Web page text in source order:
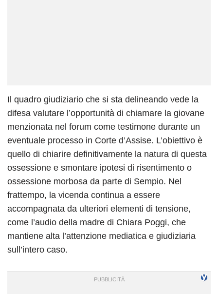
Il quadro giudiziario che si sta delineando vede la
difesa valutare l’opportunità di chiamare la giovane
menzionata nel forum come testimone durante un
eventuale processo in Corte d’Assise. L’obiettivo è
quello di chiarire definitivamente la natura di questa
ossessione e smontare ipotesi di risentimento o
ossessione morbosa da parte di Sempio. Nel
frattempo, la vicenda continua a essere
accompagnata da ulteriori elementi di tensione,
come l’audio della madre di Chiara Poggi, che
mantiene alta l’attenzione mediatica e giudiziaria
sull’intero caso.